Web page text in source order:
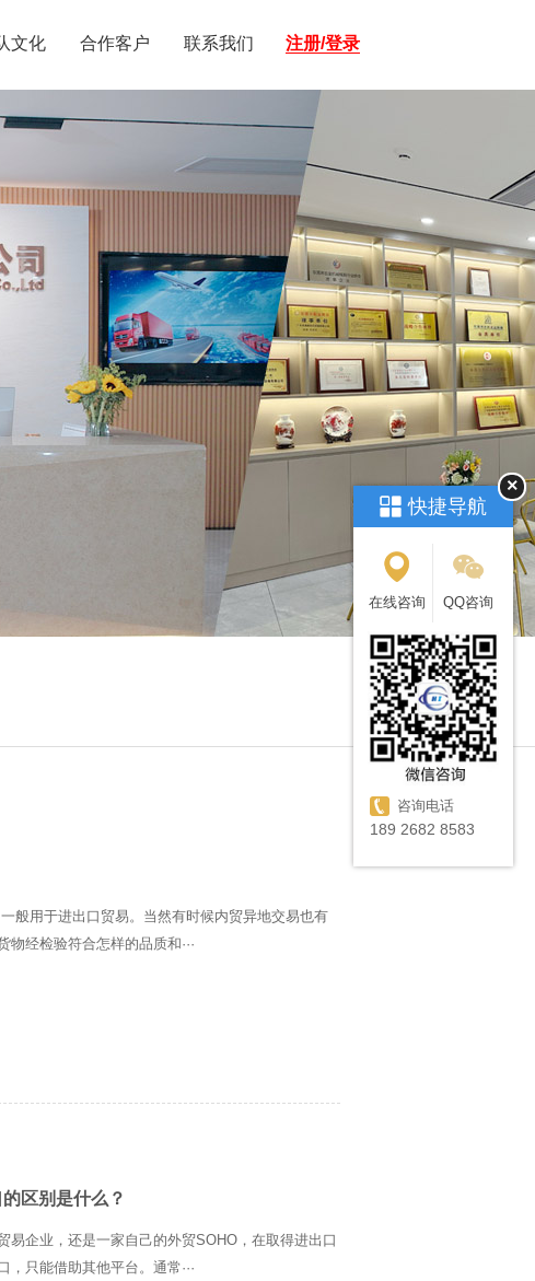
文化 合作客户 联系我们 注册/登录
般用于进出口贸易。当然有时候内贸异地交易也有
经检验符合怎样的品质和···
区别是什么？
企业，还是一家自己的外贸SOHO，在取得进出口
只能借助其他平台。通常···
快捷导航
在线咨询 QQ咨询
咨询电话
189 2682 8583
×